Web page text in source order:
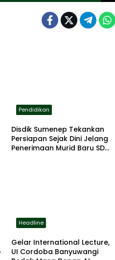
Pendidikan
Disdik Sumenep Tekankan
Persiapan Sejak Dini Jelang
Penerimaan Murid Baru SD
Headline
Gelar International Lecture,
UI Cordoba Banyuwangi